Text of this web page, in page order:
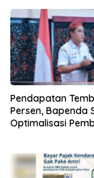
Pendapatan
Persen, Bapenda
Optimalisasi